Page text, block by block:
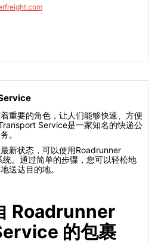
重要的角色，让人们能够快速、方便
Service是一家知名的快递公
。
新状态，可以使用Roadrunner
。通过简单的步骤，您可以轻松地
送达目的地。
Roadrunner
的包裹